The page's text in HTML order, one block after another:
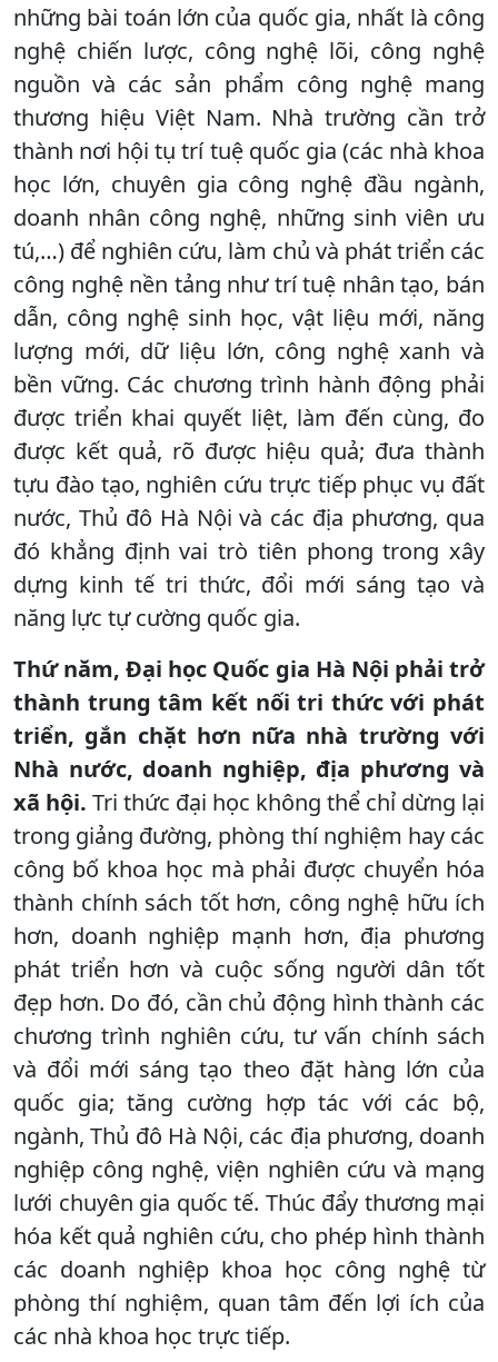
những bài toán lớn của quốc gia, nhất là công
nghệ chiến lược, công nghệ lõi, công nghệ
nguồn và các sản phẩm công nghệ mang
thương hiệu Việt Nam. Nhà trường cần trở
thành nơi hội tụ trí tuệ quốc gia (các nhà khoa
học lớn, chuyên gia công nghệ đầu ngành,
doanh nhân công nghệ, những sinh viên ưu
tú,…) để nghiên cứu, làm chủ và phát triển các
công nghệ nền tảng như trí tuệ nhân tạo, bán
dẫn, công nghệ sinh học, vật liệu mới, năng
lượng mới, dữ liệu lớn, công nghệ xanh và
bền vững. Các chương trình hành động phải
được triển khai quyết liệt, làm đến cùng, đo
được kết quả, rõ được hiệu quả; đưa thành
tựu đào tạo, nghiên cứu trực tiếp phục vụ đất
nước, Thủ đô Hà Nội và các địa phương, qua
đó khẳng định vai trò tiên phong trong xây
dựng kinh tế tri thức, đổi mới sáng tạo và
năng lực tự cường quốc gia.
Thứ năm, Đại học Quốc gia Hà Nội phải trở
thành trung tâm kết nối tri thức với phát
triển, gắn chặt hơn nữa nhà trường với
Nhà nước, doanh nghiệp, địa phương và
xã hội. Tri thức đại học không thể chỉ dừng lại
trong giảng đường, phòng thí nghiệm hay các
công bố khoa học mà phải được chuyển hóa
thành chính sách tốt hơn, công nghệ hữu ích
hơn, doanh nghiệp mạnh hơn, địa phương
phát triển hơn và cuộc sống người dân tốt
đẹp hơn. Do đó, cần chủ động hình thành các
chương trình nghiên cứu, tư vấn chính sách
và đổi mới sáng tạo theo đặt hàng lớn của
quốc gia; tăng cường hợp tác với các bộ,
ngành, Thủ đô Hà Nội, các địa phương, doanh
nghiệp công nghệ, viện nghiên cứu và mạng
lưới chuyên gia quốc tế. Thúc đẩy thương mại
hóa kết quả nghiên cứu, cho phép hình thành
các doanh nghiệp khoa học công nghệ từ
phòng thí nghiệm, quan tâm đến lợi ích của
các nhà khoa học trực tiếp.